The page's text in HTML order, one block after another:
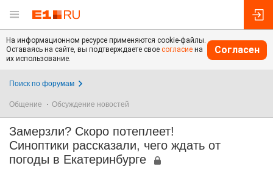
На информационном ресурсе применяются cookie-файлы.
Оставаясь на сайте, вы подтверждаете свое согласие на
их использование.
Согласен
Поиск по форумам
Общение Обсуждение новостей
Замерзли? Скоро потеплеет!
Синоптики рассказали, чего ждать от
погоды в Екатеринбурге